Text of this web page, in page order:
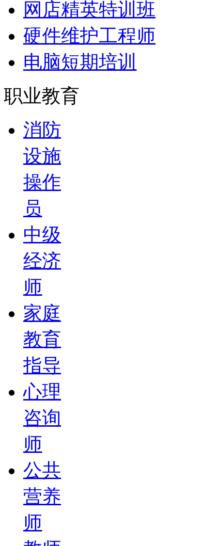
网店精英特训班
硬件维护工程师
电脑短期培训
职业教育
消防
设施
操作
员
中级
经济
师
家庭
教育
指导
心理
咨询
师
公共
营养
师